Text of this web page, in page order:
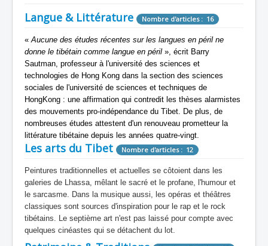
Langue & Littérature Nombre d'articles : 16
«Aucune des études récentes sur les langues en péril ne
donne le tibétain comme langue en péril », écrit Barry
Sautman, professeur à l'université des sciences et
technologies de Hong Kong dans la section des sciences
sociales de l'université de sciences et techniques de
HongKong : une affirmation qui contredit les thèses alarmistes
des mouvements pro-indépendance du Tibet. De plus, de
nombreuses études attestent d'un renouveau prometteur la
littérature tibétaine depuis les années quatre-vingt.
Les arts du Tibet Nombre d'articles : 12
Peintures traditionnelles et actuelles se côtoient dans les
galeries de Lhassa, mêlant le sacré et le profane, l'humour et
le sarcasme. Dans la musique aussi, les opéras et théâtres
classiques sont sources d'inspiration pour le rap et le rock
tibétains. Le septième art n'est pas laissé pour compte avec
quelques cinéastes qui se détachent du lot.